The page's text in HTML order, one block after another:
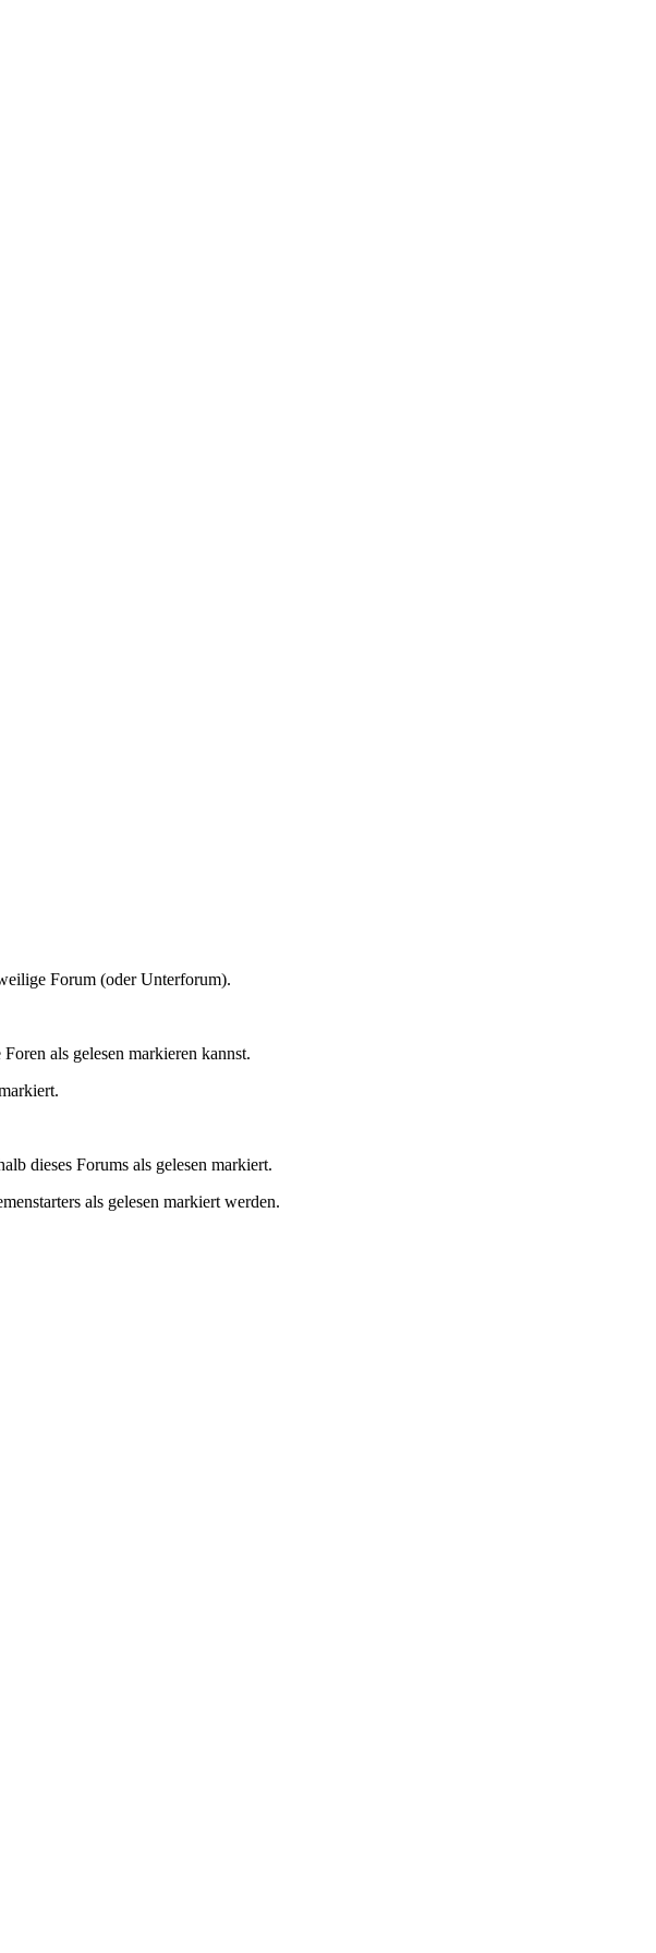
Forum (oder Unterforum).
als gelesen markieren kannst.
dieses Forums als gelesen markiert.
als gelesen markiert werden.